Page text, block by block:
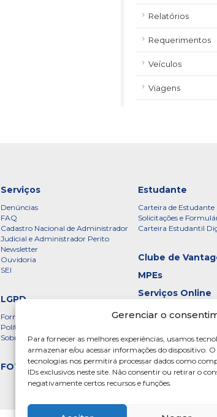
Gerenciar o
Para fornecer as melhores experiências, usamos
armazenar e/ou acessar informações do dispositivo.
tecnologias nos permitirá processar dados como
IDs exclusivos neste site. Não consentir ou retirar o
negativamente certos recursos e funções.
Relatórios
Requerimentos
Veículos
Viagens
Serviços
Denúncias
FAQ
Cadastro Nacional de Administrador
Judicial e Administrador Perito
Newsletter
Ouvidoria
SEI
Estudante
Carteira de Estudante
Solicitações e
Carteira Estudantil
Clube de
MPEs
Serviços Online
LGPD
Formulário
Política de Privacidade – CRADF
Sobre a LGPD
Certificados
Galeria de
Diretoria
FOTOS